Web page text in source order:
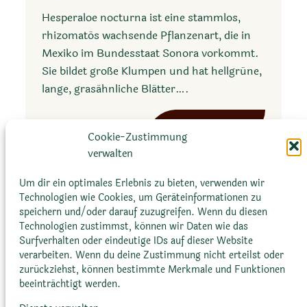
Cookie-Zustimmung
verwalten
Um dir ein optimales Erlebnis zu bieten, verwenden wir
Technologien wie Cookies, um Geräteinformationen zu
speichern und/oder darauf zuzugreifen. Wenn du diesen
Technologien zustimmst, können wir Daten wie das
Surfverhalten oder eindeutige IDs auf dieser Website
verarbeiten. Wenn du deine Zustimmung nicht erteilst oder
zurückziehst, können bestimmte Merkmale und Funktionen
beeinträchtigt werden.
Hesperaloe nocturna ist eine stammlos,
rhizomatös wachsende Pflanzenart, die in
Mexiko im Bundesstaat Sonora vorkommt.
Sie bildet große Klumpen und hat hellgrüne,
lange, grasähnliche Blätter….
Mehr erfahren:
p
e
r
a
l
GlossarDatenschutz­erklärungImpressum
Cookie-Richtlinie (EU)